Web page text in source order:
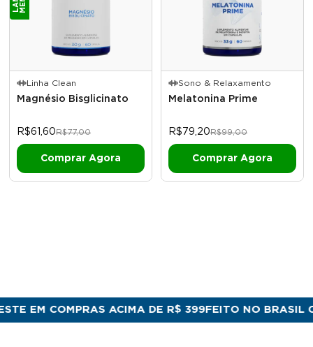
Linha Clean
Magnésio Bisglicinato
R$61,60R$77,00
Sono & Relaxamento
Melatonina Prime
R$79,20R$99,00
EM COMPRAS ACIMA DE R$ 399FEITO NO BRASIL COM